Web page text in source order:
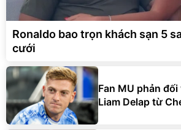
Ronaldo bao trọn khách sạn 5
cưới
Fan MU phản
Liam Delap từ